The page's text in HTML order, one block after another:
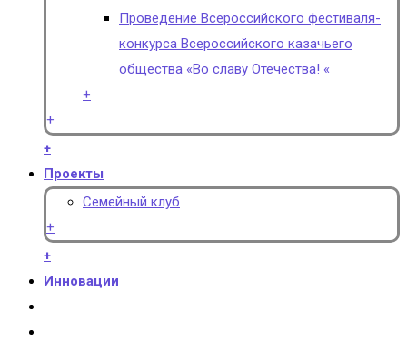
Проведение Всероссийского фестиваля-
конкурса Всероссийского казачьего
общества «Во славу Отечества! «
+
+
+
Проекты
Семейный клуб
+
+
Инновации